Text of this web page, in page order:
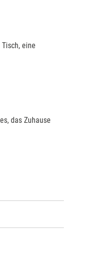
eine
das Zuhause